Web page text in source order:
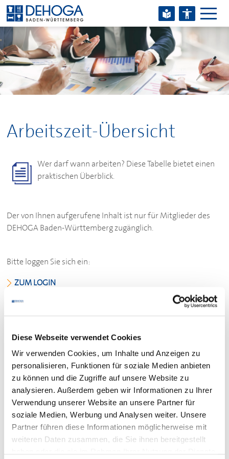
Diese Webseite verwendet Cookies
Wir verwenden Cookies, um Inhalte und Anzeigen zu
personalisieren, Funktionen für soziale Medien anbieten
zu können und die Zugriffe auf unsere Website zu
analysieren. Außerdem geben wir Informationen zu Ihrer
Verwendung unserer Website an unsere Partner für
soziale Medien, Werbung und Analysen weiter. Unsere
Partner führen diese Informationen möglicherweise mit
weiteren Daten zusammen, die Sie ihnen bereitgestellt
Zum Hauptinhalt springen
Zum Footerinhalt springen
Arbeitszeit-Übersicht
Wer darf wann arbeiten? Diese Tabelle bietet einen
praktischen Überblick.
Der von Ihnen aufgerufene Inhalt ist nur für Mitglieder des
DEHOGABaden-Württemberg zugänglich.
Bitte loggen Sie sich ein:
ZUM LOGIN
Sie sind noch kein Mitglied des
Württemberg?
Ihr Kontakt
Beifachlichen Fragenzu den Dokumenten wenden Sie
sich bitte an Ihre zuständige
DEHOGA-Geschäftsstelle.